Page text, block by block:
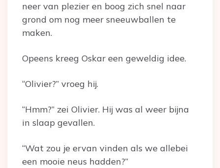
neer van plezier en boog zich snel naar
grond om nog meer sneeuwballen te
maken.
Opeens kreeg Oskar een geweldig idee.
“Olivier?” vroeg hij.
“Hmm?” zei Olivier. Hij was al weer bijna
in slaap gevallen.
“Wat zou je ervan vinden als we allebei
een mooie neus hadden?”